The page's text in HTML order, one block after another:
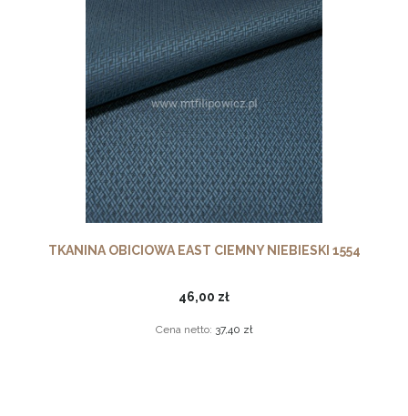
TKANINA OBICIOWA EAST CIEMNY NIEBIESKI 1554
46,00 zł
Cena netto: 37,40 zł